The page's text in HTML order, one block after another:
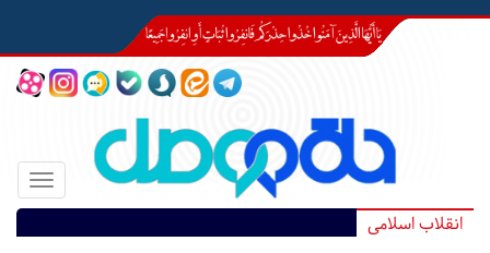
Toggle
انقلاب اسلامی